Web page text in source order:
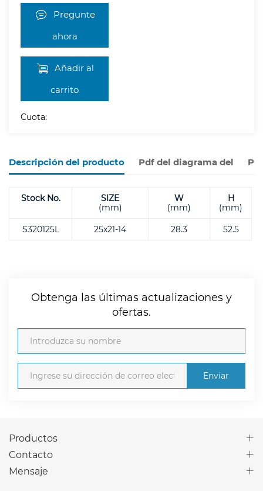
Pregunte
ahora
Añadir al
carrito
Cuota:
Descripción del producto Pdf del diagrama del
Stock No.
SIZE
(mm)
W
(mm)
H
(mm)
S320125L
25x21-14 28.3 52.5
Obtenga las últimas actualizaciones y
ofertas.
Enviar
Productos
Contacto
Mensaje